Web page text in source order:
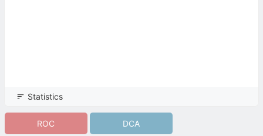
Statistics
ROC DCA